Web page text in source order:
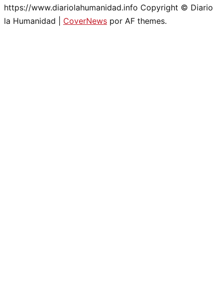
https://www.diariolahumanidad.info Copyright © Diario
la Humanidad
CoverNews por AF themes.